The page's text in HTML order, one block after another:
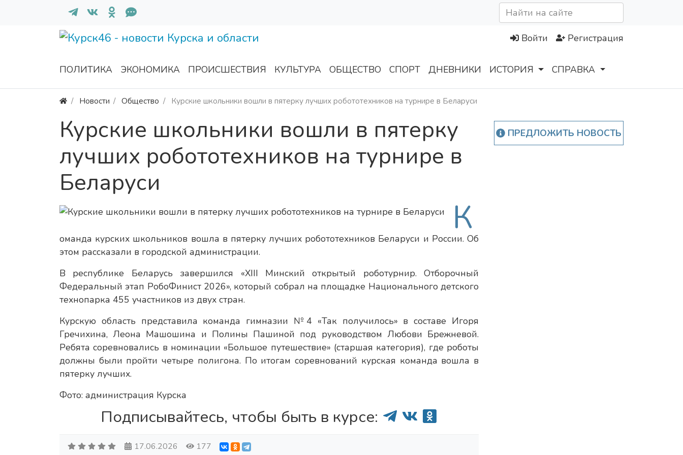
Войти Регистрация
ПОЛИТИКА ЭКОНОМИКА ПРОИСШЕСТВИЯ КУЛЬТУРА ОБЩЕСТВО СПОРТ ДНЕВНИКИ ИСТОРИЯ СПРАВКА
Новости Общество Курские школьники вошли в пятерку лучших робототехников на турнире в Беларуси
Курские школьники вошли в пятерку
лучших робототехников на турнире в
Беларуси
К
оманда курских школьников вошла в пятерку лучших робототехников Беларуси и России. Об
этом рассказали в городской администрации.
В республике Беларусь завершился «XIII Минский открытый роботурнир. Отборочный
Федеральный этап РобоФинист 2026», который собрал на площадке Национального детского
технопарка 455 участников из двух стран.
Курскую область представила команда гимназии №4 «Так получилось» в составе Игоря
Гречихина, Леона Машошина и Полины Пашиной под руководством Любови Брежневой.
Ребята соревновались в номинации «Большое путешествие» (старшая категория), где роботы
должны были пройти четыре полигона. По итогам соревнований курская команда вошла в
пятерку лучших.
Фото: администрация Курска
Подписывайтесь, чтобы быть в курсе:
17.06.2026 177
ПРЕДЛОЖИТЬ НОВОСТЬ